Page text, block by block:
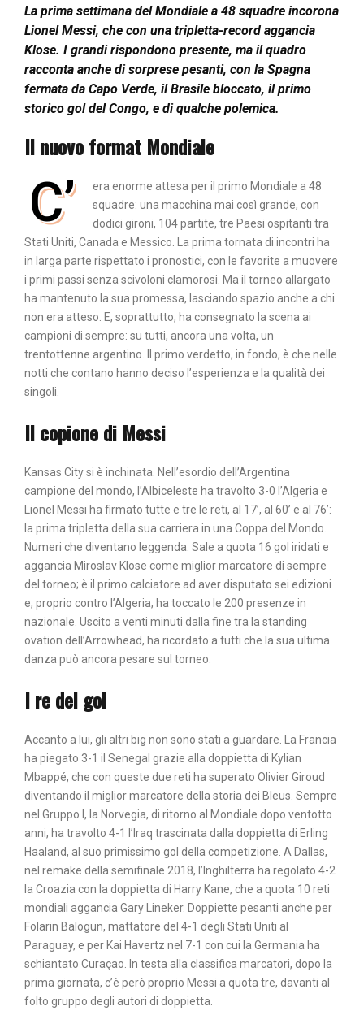
La prima settimana del Mondiale a 48 squadre incorona
Lionel Messi, che con una tripletta-record aggancia
Klose. I grandi rispondono presente, ma il quadro
racconta anche di sorprese pesanti, con la Spagna
fermata da Capo Verde, il Brasile bloccato, il primo
storico gol del Congo, e di qualche polemica.
Il nuovo format Mondiale
C’
era enorme attesa per il primo Mondiale a 48
squadre: una macchina mai così grande, con
dodici gironi, 104 partite, tre Paesi ospitanti tra
Stati Uniti, Canada e Messico. La prima tornata di incontri ha
in larga parte rispettato i pronostici, con le favorite a muovere
i primi passi senza scivoloni clamorosi. Ma il torneo allargato
ha mantenuto la sua promessa, lasciando spazio anche a chi
non era atteso. E, soprattutto, ha consegnato la scena ai
campioni di sempre: su tutti, ancora una volta, un
trentottenne argentino. Il primo verdetto, in fondo, è che nelle
notti che contano hanno deciso l’esperienza e la qualità dei
singoli.
Il copione di Messi
Kansas City si è inchinata. Nell’esordio dell’Argentina
campione del mondo, l’Albiceleste ha travolto 3-0 l’Algeria e
Lionel Messi ha firmato tutte e tre le reti, al 17’, al 60’ e al 76’:
la prima tripletta della sua carriera in una Coppa del Mondo.
Numeri che diventano leggenda. Sale a quota 16 gol iridati e
aggancia Miroslav Klose come miglior marcatore di sempre
del torneo; è il primo calciatore ad aver disputato sei edizioni
e, proprio contro l’Algeria, ha toccato le 200 presenze in
nazionale. Uscito a venti minuti dalla fine tra la standing
ovation dell’Arrowhead, ha ricordato a tutti che la sua ultima
danza può ancora pesare sul torneo.
I re del gol
Accanto a lui, gli altri big non sono stati a guardare. La Francia
ha piegato 3-1 il Senegal grazie alla doppietta di Kylian
Mbappé, che con queste due reti ha superato Olivier Giroud
diventando il miglior marcatore della storia dei Bleus. Sempre
nel Gruppo I, la Norvegia, di ritorno al Mondiale dopo ventotto
anni, ha travolto 4-1 l’Iraq trascinata dalla doppietta di Erling
Haaland, al suo primissimo gol della competizione. A Dallas,
nel remake della semifinale 2018, l’Inghilterra ha regolato 4-2
la Croazia con la doppietta di Harry Kane, che a quota 10 reti
mondiali aggancia Gary Lineker. Doppiette pesanti anche per
Folarin Balogun, mattatore del 4-1 degli Stati Uniti al
Paraguay, e per Kai Havertz nel 7-1 con cui la Germania ha
schiantato Curaçao. In testa alla classifica marcatori, dopo la
prima giornata, c’è però proprio Messi a quota tre, davanti al
folto gruppo degli autori di doppietta.